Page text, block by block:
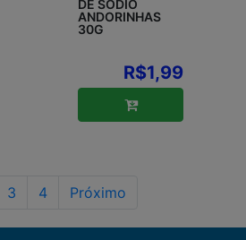
DE SÓDIO
ANDORINHAS
30G
R$1,99
3 4 Próximo